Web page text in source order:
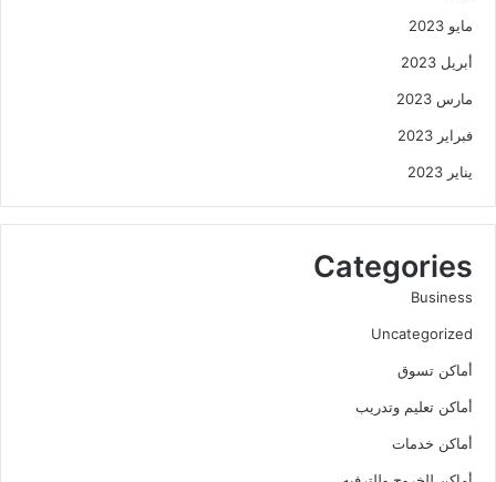
مايو 2023
أبريل 2023
مارس 2023
فبراير 2023
يناير 2023
Categories
Business
Uncategorized
أماكن تسوق
أماكن تعليم وتدريب
أماكن خدمات